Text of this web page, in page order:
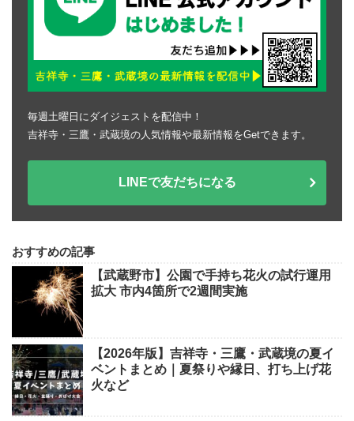
毎週土曜日にダイジェストを配信中！
吉祥寺・三鷹・武蔵境の人気情報や最新情報をGetできます。
LINEで友だちになる
おすすめの記事
【武蔵野市】公園で手持ち花火の試行運用
拡大 市内4箇所で2週間実施
【2026年版】吉祥寺・三鷹・武蔵境の夏イ
ベントまとめ｜夏祭りや縁日、打ち上げ花
火など